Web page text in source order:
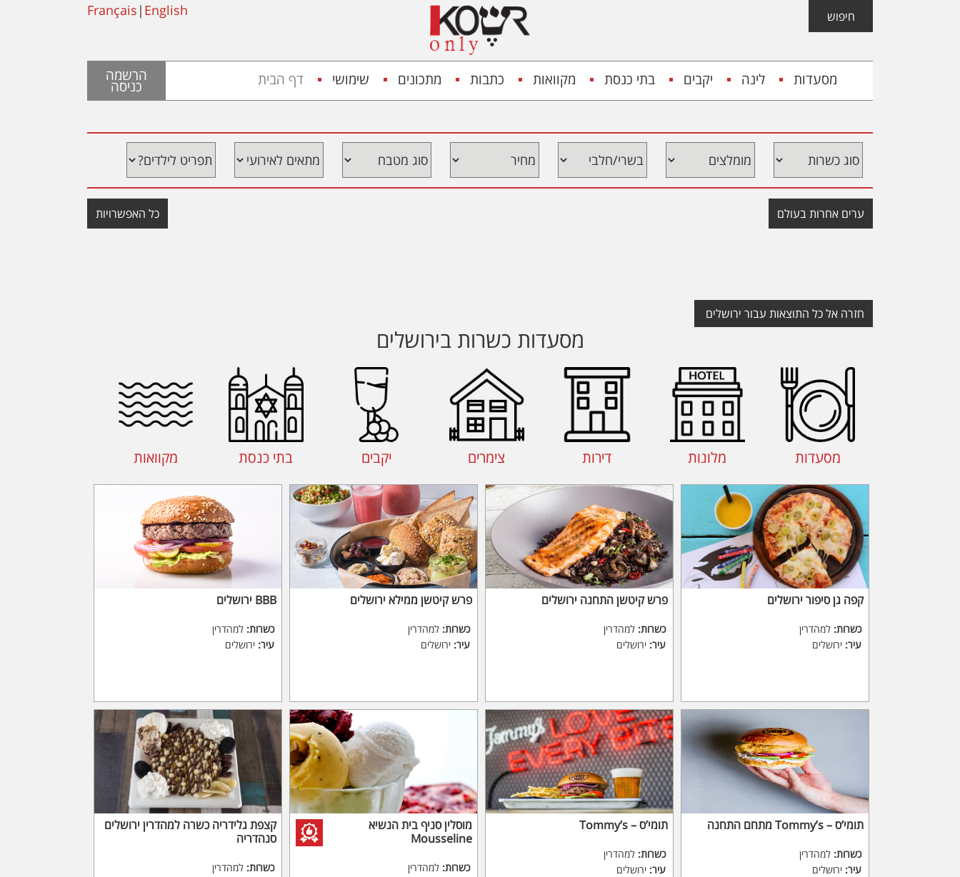
Français | English חיפוש
Header
Left
מסעדות לינה יקבים בתי כנסת מקוואות כתבות מתכונים שימושי דף הבית הרשמה
כניסה
ערים אחרות בעולם כל האפשרויות
מסעדות כשרות בירושלים
מסעדות מלונות דירות צימרים יקבים בתי כנסת מקוואות
קפה גן סיפור ירושלים
כשרות: למהדרין
עיר: ירושלים
פרש קיטשן התחנה ירושלים
כשרות: למהדרין
עיר: ירושלים
פרש קיטשן ממילא ירושלים
כשרות: למהדרין
עיר: ירושלים
BBB ירושלים
כשרות: למהדרין
עיר: ירושלים
תומי’ס – Tommy’s מתחם התחנה
כשרות: למהדרין
עיר: ירושלים
תומי’ס – Tommy’s
כשרות: למהדרין
עיר: ירושלים
מוסלין סניף בית הנשיא
Mousseline
כשרות: למהדרין
קצפת גלידריה כשרה למהדרין ירושלים
סנהדריה
כשרות: למהדרין